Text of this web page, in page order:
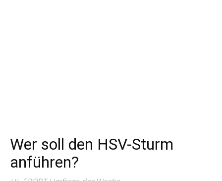
Wer soll den HSV-Sturm
anführen?